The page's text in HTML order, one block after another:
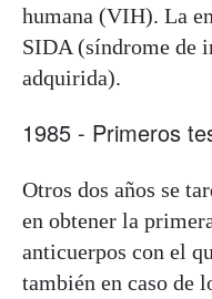
humana (VIH). La
SIDA (síndrome de
adquirida).
1985 - Primeros
Otros dos años se
en obtener la
anticuerpos con el
también en caso de